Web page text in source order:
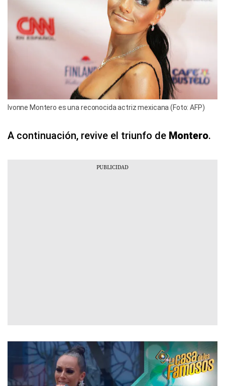
Ivonne Montero es una reconocida actriz mexicana (Foto: AFP)
A continuación, revive el triunfo de Montero.